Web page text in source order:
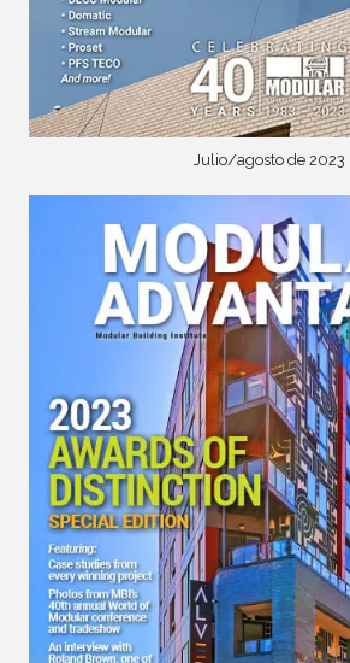
Julio/agosto de 2023